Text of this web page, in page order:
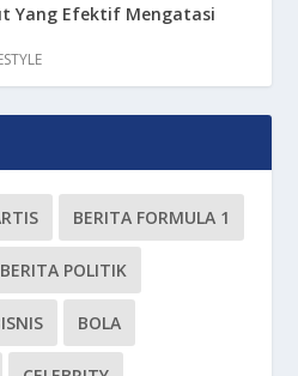
Yang Efektif Mengatasi
BERITA FORMULA 1
BERITA POLITIK
BOLA